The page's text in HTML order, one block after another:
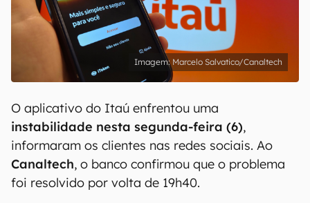
Marcelo Salvatico/Canaltech
O aplicativo do Itaú enfrentou uma
instabilidade nesta segunda-feira (6),
informaram os clientes nas redes sociais. Ao
Canaltech, o banco confirmou que o problema
foi resolvido por volta de 19h40.